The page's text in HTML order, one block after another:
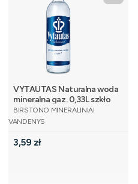
VYTAUTAS Naturalna woda
mineralna gaz. 0,33L szkło
PRODUCENT
BIRSTONO MINERALINIAI
VANDENYS
Cena
3,59 zł